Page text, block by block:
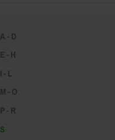
A - D
E - H
I - L
M - O
P - R
S